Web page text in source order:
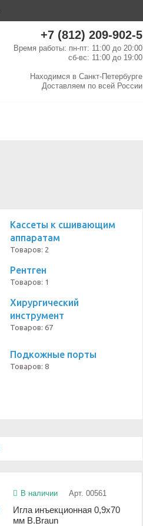
+7 (812) 209-902-5
Время работы: пн-пт: 11:00 до 20:00
сб-вс: 11:00 до 19:00
Находимся в Санкт-Петербурге
Доставляем по всей России
Кассеты к сшивающим
аппаратам
Товаров: 2
Рентген
Товаров: 1
Хирургический
инструмент
Товаров: 67
Подкожные порты
Товаров: 8
В наличии Арт. 00561
Игла инъекционная 0,9х70
мм B.Braun